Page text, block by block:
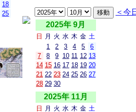
18
25
＜今
2025年 9月
日 月 火 水 木 金 土
1
2 3 4 5
6
7
8 9 10 11 12 13
14 15 16 17 18 19 20
21 22 23 24 25 26 27
28 29 30
2025年 11月
日 月 火 水 木 金 土